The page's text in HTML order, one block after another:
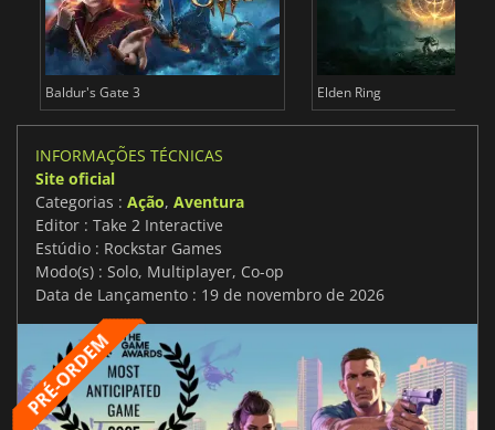
Baldur's Gate 3 Elden Ring
INFORMAÇÕES TÉCNICAS
Site oficial
Categorias : Ação, Aventura
Editor : Take 2 Interactive
Estúdio : Rockstar Games
Modo(s) : Solo, Multiplayer, Co-op
Data de Lançamento : 19 de novembro de 2026